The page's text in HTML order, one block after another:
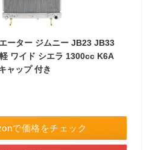
ーター ジムニー JB23 JB33
ワイド シエラ 1300cc K6A
ャップ 付き
で価格をチェック